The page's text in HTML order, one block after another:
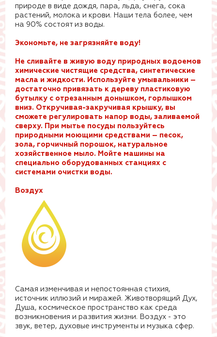
природе в виде дождя, пара, льда, снега, сока
растений, молока и крови. Наши тела более, чем
на 90% состоят из воды.
Экономьте, не загрязняйте воду!
Не сливайте в живую воду природных водоемов
химические чистящие средства, синтетические
масла и жидкости. Используйте умывальники –
достаточно привязать к дереву пластиковую
бутылку с отрезанным донышком, горлышком
вниз. Откручивая-закручивая крышку, вы
сможете регулировать напор воды, заливаемой
сверху. При мытье посуды пользуйтесь
природными моющими средствами – песок,
зола, горчичный порошок, натуральное
хозяйственное мыло. Мойте машины на
специально оборудованных станциях с
системами очистки воды.
Воздух
Самая изменчивая и непостоянная стихия,
источник иллюзий и миражей. Животворящий Дух,
Душа, космическое пространство как среда
возникновения и развития жизни. Воздух - это
звук, ветер, духовые инструменты и музыка сфер.